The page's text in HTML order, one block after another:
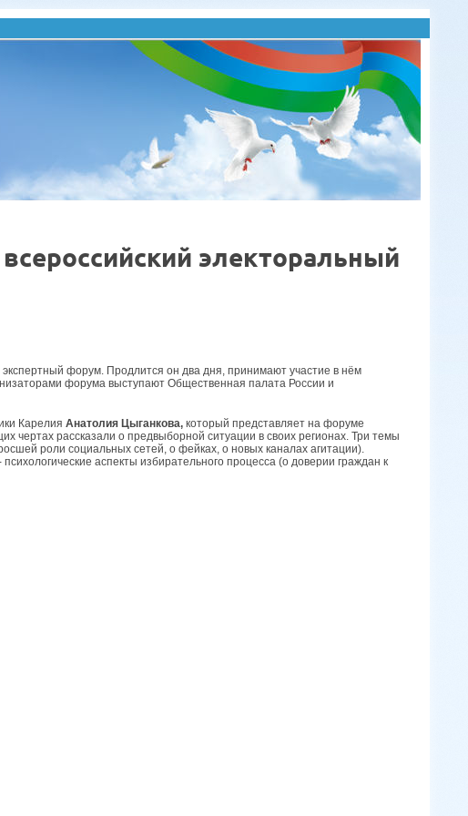
электоральный
форум. Продлится он два дня, принимают участие в нём
форума выступают Общественная палата России и
Карелия Анатолия Цыганкова, который представляет на форуме
чертах рассказали о предвыборной ситуации в своих регионах. Три темы
роли социальных сетей, о фейках, о новых каналах агитации).
аспекты избирательного процесса (о доверии граждан к